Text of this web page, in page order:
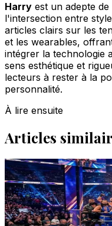
Harry est un adepte
l'intersection entre
articles clairs sur les
et les wearables,
intégrer la technologie
sens esthétique et
lecteurs à rester à la
personnalité.
À lire ensuite
Articles